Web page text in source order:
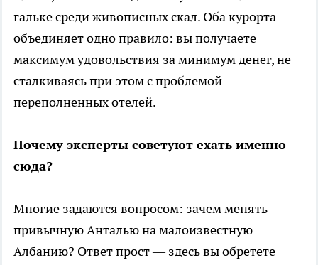
гальке среди живописных скал. Оба курорта
объединяет одно правило: вы получаете
максимум удовольствия за минимум денег, не
сталкиваясь при этом с проблемой
переполненных отелей.
Почему эксперты советуют ехать именно
сюда?
Многие задаются вопросом: зачем менять
привычную Анталью на малоизвестную
Албанию? Ответ прост — здесь вы обретете